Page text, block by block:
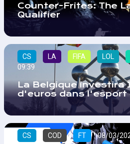
Counter-Frites: The
Qualifier
CS LA FIFA LOL
09:39
La Belgique investira
d'euros dans l'esport
CS COD FT 08/03/